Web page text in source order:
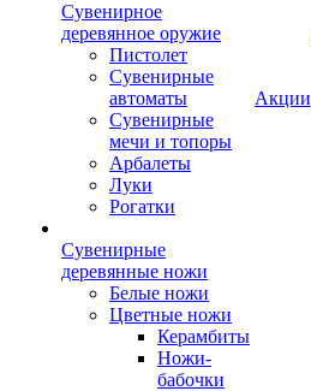
Сувенирное
деревянное оружие
Пистолет
Сувенирные
автоматы
Сувенирные
мечи и топоры
Арбалеты
Луки
Рогатки
Сувенирные
деревянные ножи
Белые ножи
Цветные ножи
Керамбиты
Ножи-
бабочки
Акции